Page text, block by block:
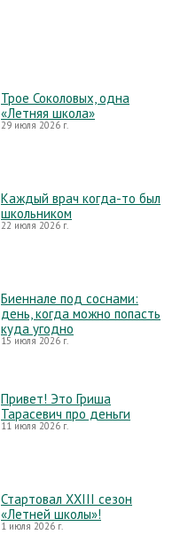
Трое Соколовых, одна
«Летняя школа»
29 июля 2026 г.
Каждый врач когда-то был
школьником
22 июля 2026 г.
Биеннале под соснами:
день, когда можно попасть
куда угодно
15 июля 2026 г.
Привет! Это Гриша
Тарасевич про деньги
11 июля 2026 г.
Стартовал XXIII сезон
«Летней школы»!
1 июля 2026 г.